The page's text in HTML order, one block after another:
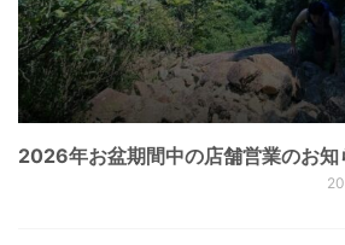
2026年お盆期間中の店舗営業のお知